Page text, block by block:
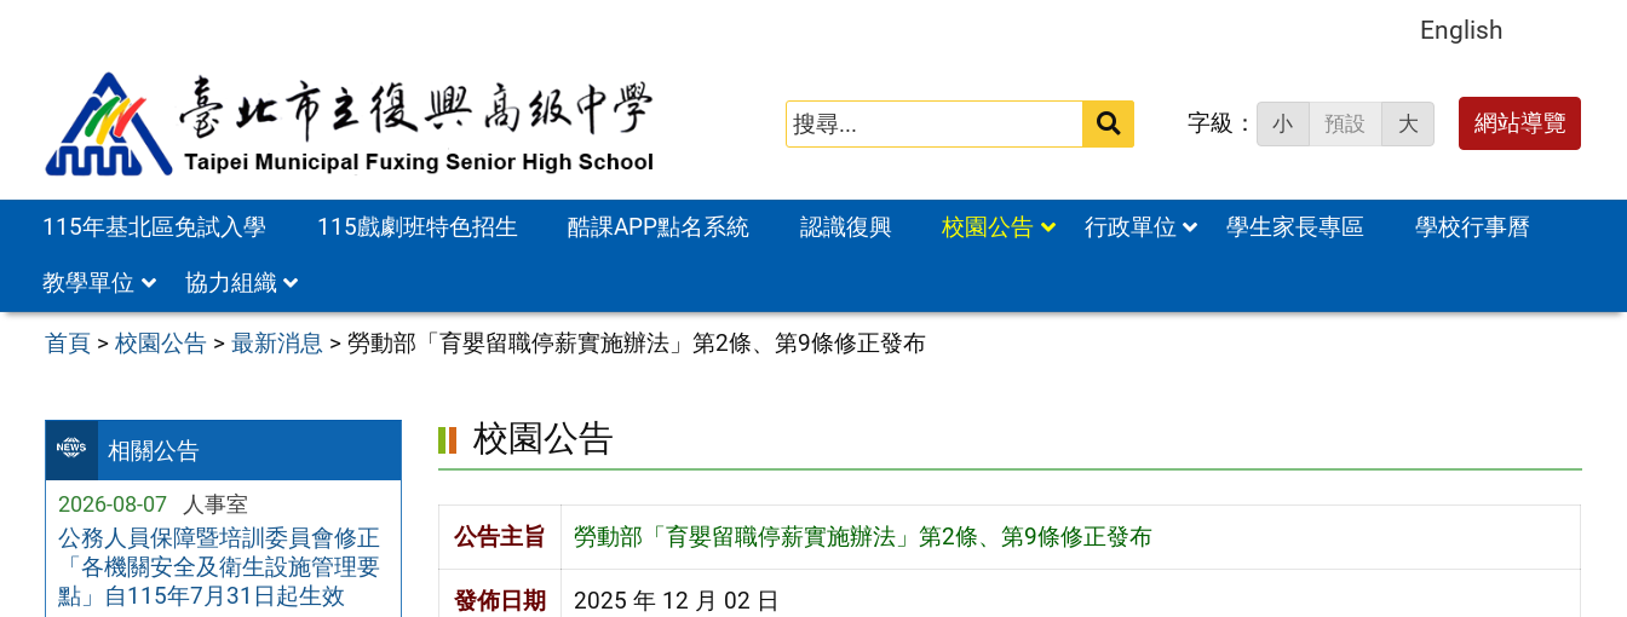
English
站
搜
字級： 小 預設 大 網站導覽
115年基北區免試入學 115戲劇班特色招生 酷課APP點名系統 認識復興 校園公告 行政單位 學生家長專區
學校行事曆
教學單位
協力組織
首頁 >校園公告 >最新消息 >勞動部「育嬰留職停薪實施辦法」第2條、第9條修正發布
相關公告
2026-08-07 人事室
公務人員保障暨培訓委員會修正
「各機關安全及衛生設施管理要
點」自115年7月31日起生效
校園公告
公告主旨 勞動部「育嬰留職停薪實施辦法」第2條、第9條修正發布
發佈日期 2025 年 12 月 02 日